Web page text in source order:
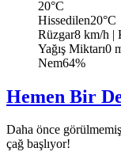
20°C
Hissedilen20°C
Rüzgar8 km/h |
Yağış Miktarı0
Nem64%
Hemen Bir
Daha önce
çağ başlıyor!